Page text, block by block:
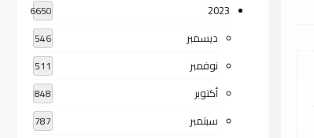
2023
6650
ديسمبر 546
نوفمبر 511
أكتوبر 848
سبتمبر 787